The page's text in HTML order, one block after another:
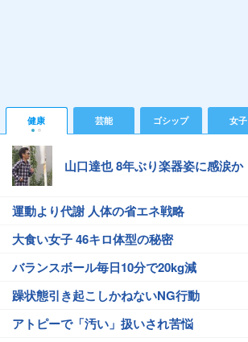
健康 芸能 ゴシップ 女子
山口達也 8年ぶり楽器姿に感涙か
運動より代謝 人体の省エネ戦略
大食い女子 46キロ体型の秘密
バランスボール毎日10分で20kg減
躁状態引き起こしかねないNG行動
アトピーで「汚い」扱いされ苦悩